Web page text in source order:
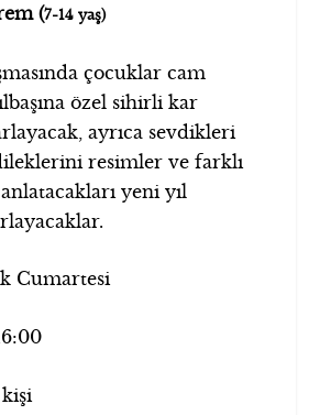
(7-14 yaş)
çocuklar cam
özel sihirli kar
ayrıca sevdikleri
resimler ve farklı
yeni yıl
Cumartesi
kişi